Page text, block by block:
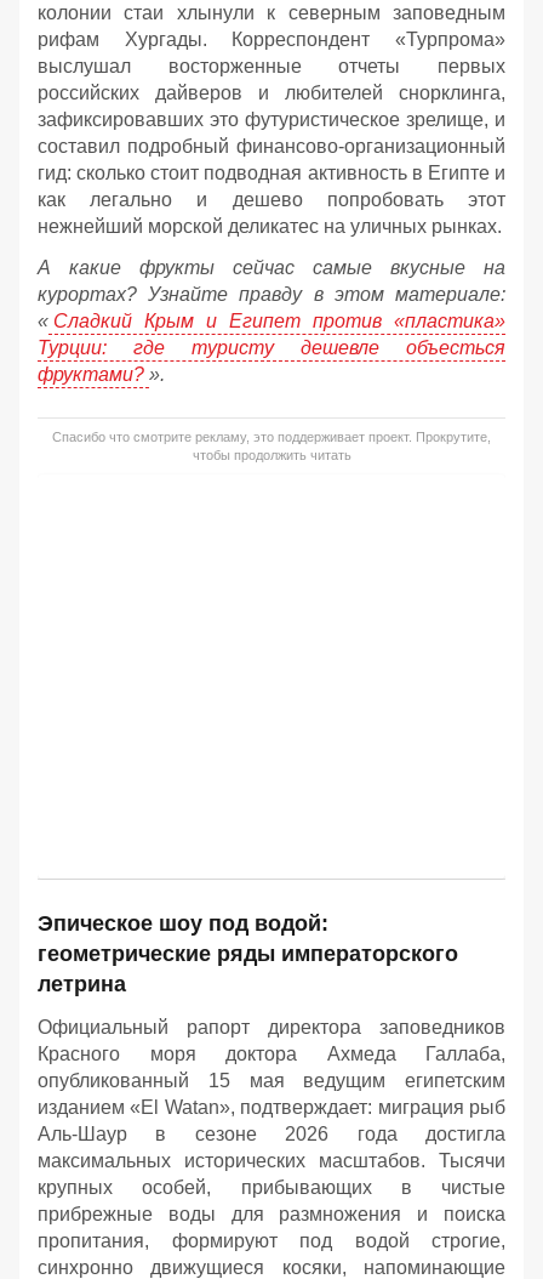
колонии стаи хлынули к северным заповедным
рифам Хургады. Корреспондент «Турпрома»
выслушал восторженные отчеты первых
российских дайверов и любителей снорклинга,
зафиксировавших это футуристическое зрелище, и
составил подробный финансово-организационный
гид: сколько стоит подводная активность в Египте и
как легально и дешево попробовать этот
нежнейший морской деликатес на уличных рынках.
А какие фрукты сейчас самые вкусные на
курортах? Узнайте правду в этом материале:
« Сладкий Крым и Египет против «пластика»
Турции: где туристу дешевле объесться
фруктами? ».
Спасибо что смотрите рекламу, это поддерживает проект. Прокрутите,
чтобы продолжить читать
Эпическое шоу под водой:
геометрические ряды императорского
летрина
Официальный рапорт директора заповедников
Красного моря доктора Ахмеда Галлаба,
опубликованный 15 мая ведущим египетским
изданием «El Watan», подтверждает: миграция рыб
Аль-Шаур в сезоне 2026 года достигла
максимальных исторических масштабов. Тысячи
крупных особей, прибывающих в чистые
прибрежные воды для размножения и поиска
пропитания, формируют под водой строгие,
синхронно движущиеся косяки, напоминающие